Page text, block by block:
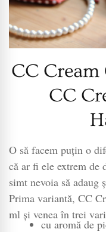
CC Cream
CC
O să facem puțin o
că ar fi ele extrem
simt nevoia să adaug
Prima variantă, CC
ml și venea în trei
cu aromă de